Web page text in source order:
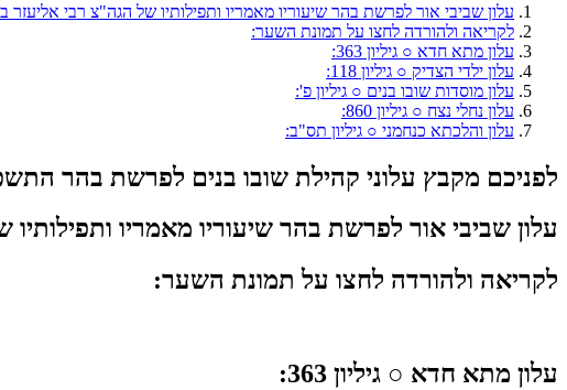
עלון שביבי אור לפרשת בהר שיעוריו מאמריו ותפילותיו של הגה"צ רבי אליעזר
לקריאה ולהורדה לחצו על תמונת השער:
עלון מתא חדא ○ גיליון 363:
עלון ילדי הצדיק ○ גיליון 118:
עלון מוסדות שובו בנים ○ גיליון פ':
עלון נחלי נצח ○ גיליון 860:
עלון והלכתא כנחמני ○ גיליון תס"ב:
לפניכם מקבץ עלוני קהילת שובו בנים לפרשת בהר
עלון שביבי אור לפרשת בהר שיעוריו מאמריו ותפילותיו
לקריאה ולהורדה לחצו על תמונת השער:
עלון מתא חדא ○ גיליון 363: